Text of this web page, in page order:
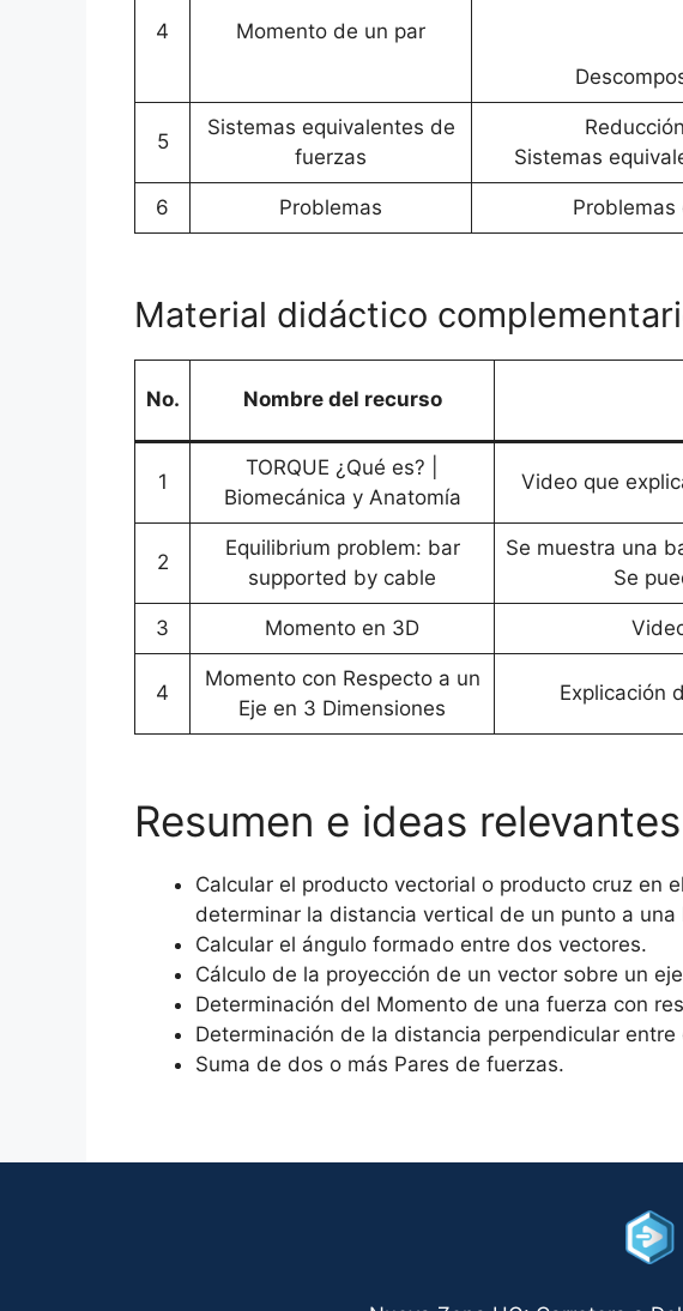
4 Momento de un par
5
Sistemas equivalentes de
fuerzas
Sistemas
6 Problemas
Material didáctico
No. Nombre del recurso
1
TORQUE ¿Qué es? |
Biomecánica y Anatomía
Video que
2
Equilibrium problem: bar
supported by cable
Se muestra una
Se
3 Momento en 3D
4
Momento con Respecto a un
Eje en 3 Dimensiones
Explicación
Resumen e ideas
Calcular el producto vectorial o producto cruz en
determinar la distancia vertical de un punto a
Calcular el ángulo formado entre dos vectores.
Cálculo de la proyección de un vector sobre un
Determinación del Momento de una fuerza con
Determinación de la distancia perpendicular entre
Suma de dos o más Pares de fuerzas.